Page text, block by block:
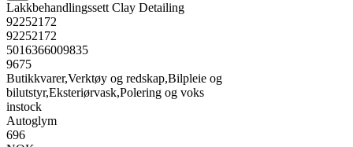
Lakkbehandlingssett Clay Detailing
92252172
92252172
5016366009835
9675
Butikkvarer,Verktøy og redskap,Bilpleie og
bilutstyr,Eksteriørvask,Polering og voks
instock
Autoglym
696